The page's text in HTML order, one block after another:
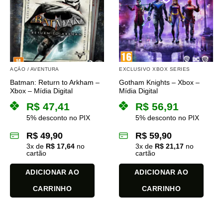
variantes.
As
opções
podem
ser
escolhidas
do
variantes.
As
opções
podem
ser
escolhidas
do
AÇÃO / AVENTURA
Batman: Return to Arkham –
Xbox – Mídia Digital
R$ 47,41
5% desconto no PIX
R$ 49,90
3x de R$ 17,64 no
cartão
ADICIONAR AO
CARRINHO
EXCLUSIVO XBOX SERIES
Gotham Knights – Xbox –
Mídia Digital
R$ 56,91
5% desconto no PIX
R$ 59,90
3x de R$ 21,17 no
cartão
ADICIONAR AO
CARRINHO